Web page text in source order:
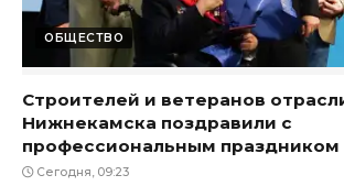
ОБЩЕСТВО
Строителей и ветеранов
Нижнекамска поздравили с
профессиональным праздником
Сегодня, 09:23